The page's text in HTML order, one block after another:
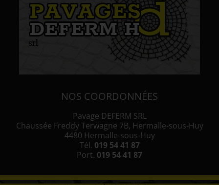
NOS COORDONNÉES
Pavage DEFERM SRL
Chaussée Freddy Terwagne 7B, Hermalle-sous-Huy
4480 Hermalle-sous-Huy
Tél. 019 54 41 87
Port. 019 54 41 87